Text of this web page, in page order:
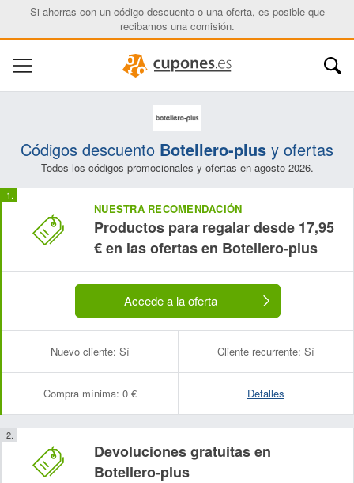
Si ahorras con un código descuento o una oferta, es posible que
recibamos una comisión.
Códigos descuento Botellero-plus y ofertas
Todos los códigos promocionales y ofertas en agosto 2026.
NUESTRA RECOMENDACIÓN
Productos para regalar desde 17,95
€ en las ofertas en Botellero-plus
Accede a la oferta
Nuevo cliente: Sí Cliente recurrente: Sí
Compra mínima: 0 € Detalles
Devoluciones gratuitas en
Botellero-plus